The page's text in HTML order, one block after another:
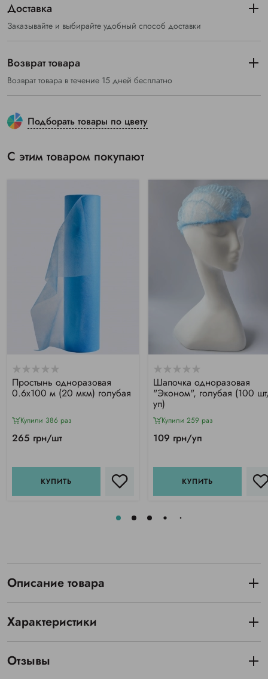
Доставка
Заказывайте и выбирайте удобный способ доставки
Возврат товара
Возврат товара в течение 15 дней бесплатно
Подборать товары по цвету
С этим товаром покупают
Простынь одноразовая
0.6х100 м (20 мкм) голубая
Купили 386 раз
265 грн/шт
КУПИТЬ
Шапочка одноразовая
"Эконом", голубая (100
уп)
Купили 259 раз
109 грн/уп
КУПИТЬ
Описание товара
Характеристики
Отзывы